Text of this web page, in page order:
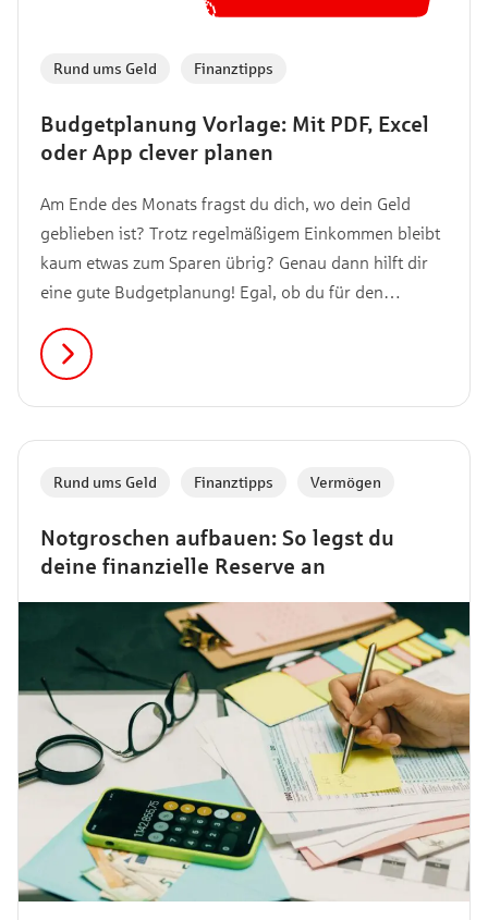
🤑
Budgetplanung Vorlage: Mit PDF, Excel
oder App clever planen
Rund ums Geld Finanztipps
Am Ende des Monats fragst du dich, wo dein Geld
geblieben ist? Trotz regelmäßigem Einkommen bleibt
kaum etwas zum Sparen übrig? Genau dann hilft dir
eine gute Budgetplanung! Egal, ob du für den
verstehen möchtest oder einfach mehr Überblick
brauchst: Mit der richtigen Vorlage wird
Budgetplanung deutlich einfacher.
Notgroschen aufbauen: So legst du
deine finanzielle Reserve an
Rund ums Geld Finanztipps Vermögen